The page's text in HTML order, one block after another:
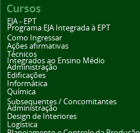
Cursos
EJA - EPT
Programa EJA Integrada à EPT
Como Ingressar
Ações afirmativas
Técnicos
Integrados ao Ensino Médio
Administração
Edificações
Informática
Química
Subsequentes / Concomitantes
Administração
Design de Interiores
Logística